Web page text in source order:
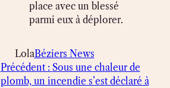
place avec un blessé
parmi eux à déplorer.
LolaBéziers News
Précédent : Sous une chaleur de
plomb, un incendie s’est déclaré à